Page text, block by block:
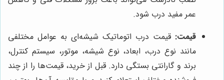
عمر مفید درب شود.
قیمت: قیمت درب اتوماتیک شیشه‌ای به عوامل مختلفی
مانند نوع درب، ابعاد، نوع شیشه، موتور، سیستم کنترل،
برند و گارانتی بستگی دارد. قبل از خرید، قیمت‌ها را از چند